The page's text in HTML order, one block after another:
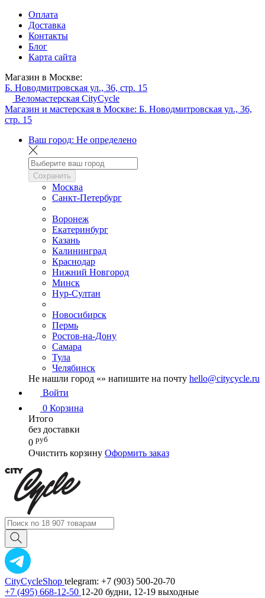
Оплата
Доставка
Контакты
Блог
Карта сайта
Магазин в Москве:
Б. Новодмитровская ул., 36, стр. 15
Веломастерская CityCycle
Магазин и мастерская в Москве: Б. Новодмитровская ул., 36,
стр. 15
Ваш город: Не определено
Сохранить
Москва
Санкт-Петербург
Воронеж
Екатеринбург
Казань
Калининград
Краснодар
Нижний Новгород
Минск
Нур-Султан
Новосибирск
Пермь
Ростов-на-Дону
Самара
Тула
Челябинск
Не нашли город «» напишите на почту hello@citycycle.ru
Войти
0 Корзина
Итого
без доставки
0 руб
Очистить корзину Оформить заказ
CityCycleShop telegram: +7 (903) 500-20-70
+7 (495) 668-12-50 12-20 будни, 12-19 выходные